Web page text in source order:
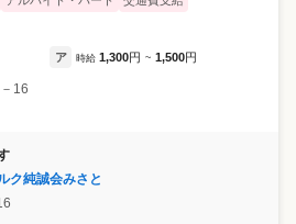
ア 時給 1,300円 ~ 1,500円
16
ク純誠会みさと